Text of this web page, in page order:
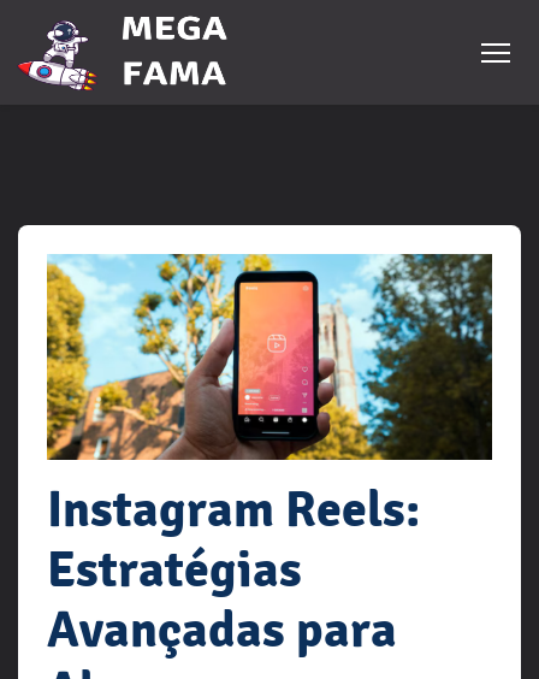
Instagram Reels:
Estratégias
Avançadas para